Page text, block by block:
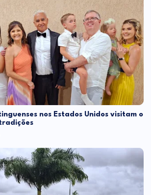
nos Estados Unidos visitam o